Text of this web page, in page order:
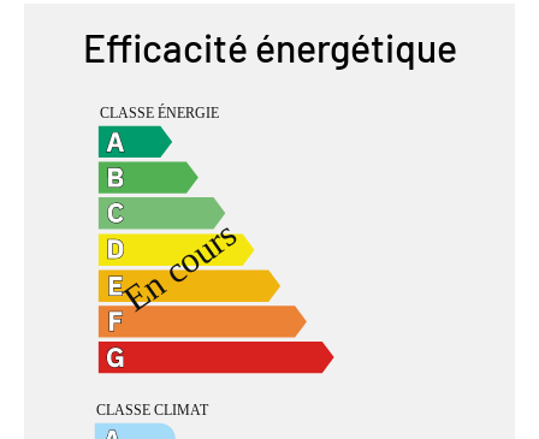
Efficacité énergétique